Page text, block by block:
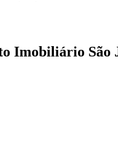
Imobiliário São